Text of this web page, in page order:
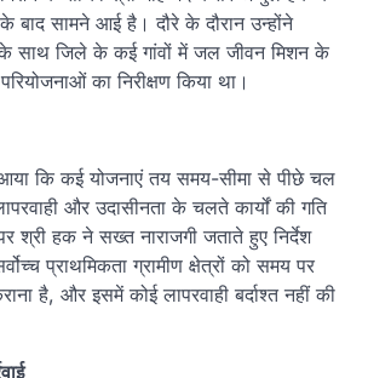
बाद सामने आई है। दौरे के दौरान उन्होंने
साथ जिले के कई गांवों में जल जीवन मिशन के
का निरीक्षण किया था।
आया कि कई योजनाएं तय समय-सीमा से पीछे चल
और उदासीनता के चलते कार्यों की गति
श्री हक ने सख्त नाराजगी जताते हुए निर्देश
प्राथमिकता ग्रामीण क्षेत्रों को समय पर
है, और इसमें कोई लापरवाही बर्दाश्त नहीं की